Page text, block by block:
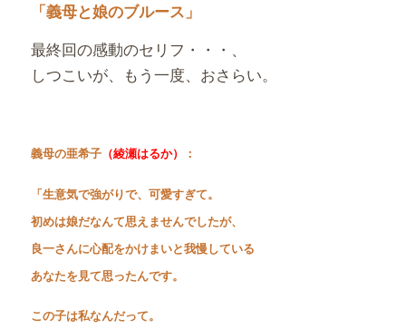
「義母と娘のブルース」
最終回の感動のセリフ・・・、
しつこいが、もう一度、おさらい。
義母の亜希子（綾瀬はるか） ：
「生意気で強がりで、可愛すぎて。
初めは娘だなんて思えませんでしたが、
良一さんに心配をかけまいと我慢している
あなたを見て思ったんです。
この子は私なんだって。